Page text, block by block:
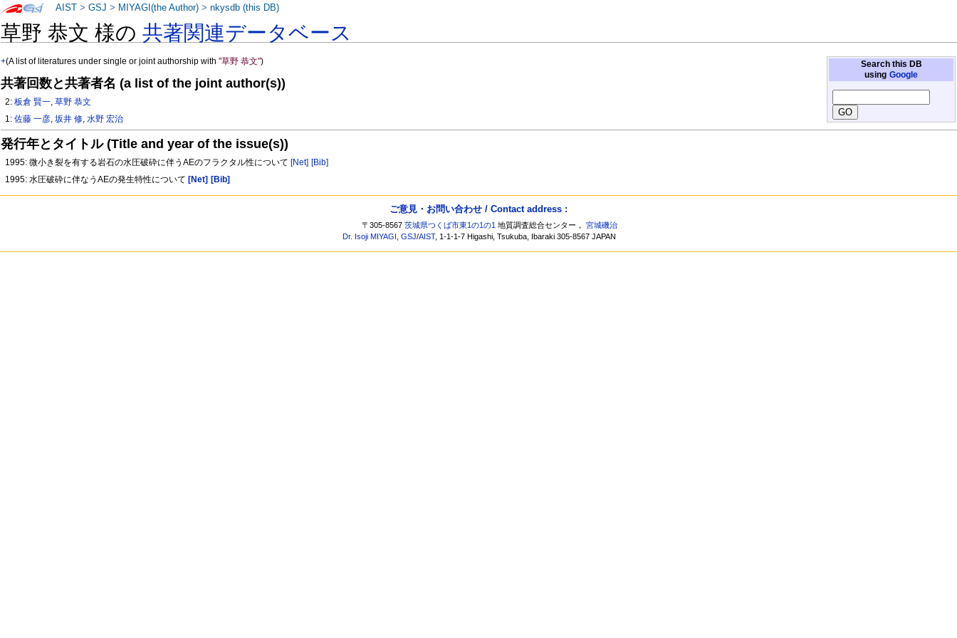
草野 恭文 様の共著関連データベース
Search this DB
using Google
+(A list of literatures under single or joint authorship with"草野 恭文")
共著回数と共著者名 (a list of the joint author(s))
2:板倉 賢一,草野 恭文
1:佐藤 一彦,坂井 修,水野 宏治
発行年とタイトル (Title and year of the issue(s))
1995: 微小き裂を有する岩石の水圧破砕に伴うAEのフラクタル性について [Net] [Bib]
1995: 水圧破砕に伴なうAEの発生特性について [Net] [Bib]
AIST >GSJ > MIYAGI(the Author) >nkysdb (this DB)
ご意見・お問い合わせ / Contact address :
〒305-8567茨城県つくば市東1の1の1 地質調査総合センター，宮城磯治
Dr. Isoji MIYAGI ,GSJ/AIST, 1-1-1-7 Higashi, Tsukuba, Ibaraki 305-8567 JAPAN